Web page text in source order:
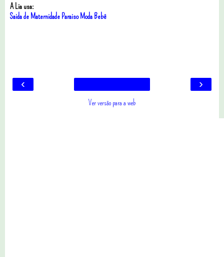
A Lia usa:
Saida de Maternidade Paraiso Moda Bebê
‹ ›
Ver versão para a web